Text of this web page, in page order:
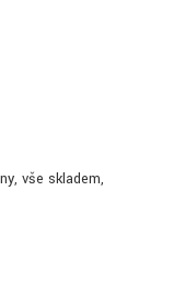
vše skladem,